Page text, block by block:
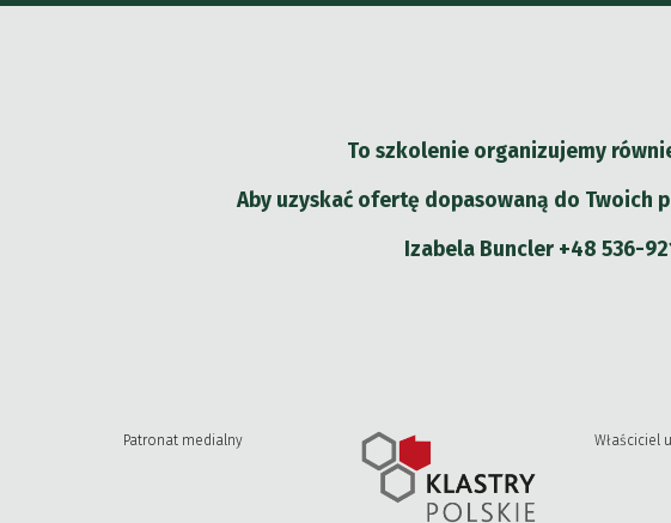
To szkolenie organizujemy
Aby uzyskać ofertę dopasowaną do
Izabela Buncler +48 536-
Patronat medialny Właściciel